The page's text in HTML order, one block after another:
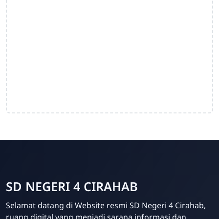
Admin
Online
SD NEGERI 4 CIRAHAB
Selamat datang di Website resmi SD Negeri 4 Cirahab,